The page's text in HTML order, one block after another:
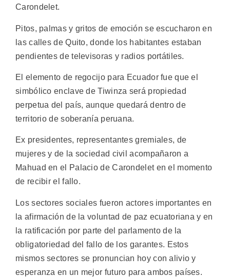
Carondelet.
Pitos, palmas y gritos de emoción se escucharon en
las calles de Quito, donde los habitantes estaban
pendientes de televisoras y radios portátiles.
El elemento de regocijo para Ecuador fue que el
simbólico enclave de Tiwinza será propiedad
perpetua del país, aunque quedará dentro de
territorio de soberanía peruana.
Ex presidentes, representantes gremiales, de
mujeres y de la sociedad civil acompañaron a
Mahuad en el Palacio de Carondelet en el momento
de recibir el fallo.
Los sectores sociales fueron actores importantes en
la afirmación de la voluntad de paz ecuatoriana y en
la ratificación por parte del parlamento de la
obligatoriedad del fallo de los garantes. Estos
mismos sectores se pronuncian hoy con alivio y
esperanza en un mejor futuro para ambos países.